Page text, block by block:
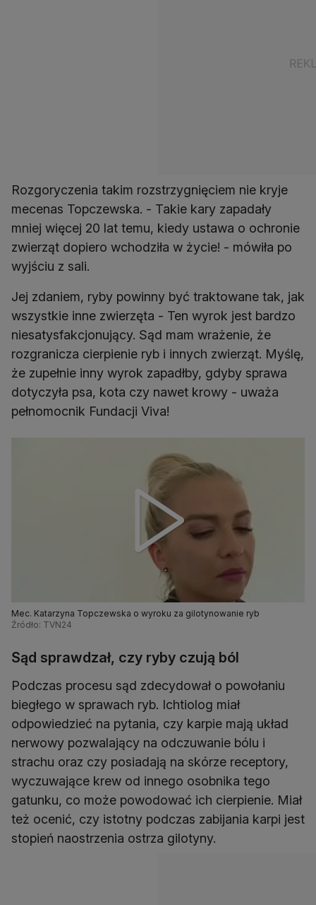
Rozgoryczenia takim rozstrzygnięciem nie kryje
mecenas Topczewska. - Takie kary zapadały
mniej więcej 20 lat temu, kiedy ustawa o ochronie
zwierząt dopiero wchodziła w życie! - mówiła po
wyjściu z sali.
Jej zdaniem, ryby powinny być traktowane tak, jak
wszystkie inne zwierzęta - Ten wyrok jest bardzo
niesatysfakcjonujący. Sąd mam wrażenie, że
rozgranicza cierpienie ryb i innych zwierząt. Myślę,
że zupełnie inny wyrok zapadłby, gdyby sprawa
dotyczyła psa, kota czy nawet krowy - uważa
pełnomocnik Fundacji Viva!
Mec. Katarzyna Topczewska o wyroku za gilotynowanie ryb
Źródło: TVN24
Sąd sprawdzał, czy ryby czują ból
Podczas procesu sąd zdecydował o powołaniu
biegłego w sprawach ryb. Ichtiolog miał
odpowiedzieć na pytania, czy karpie mają układ
nerwowy pozwalający na odczuwanie bólu i
strachu oraz czy posiadają na skórze receptory,
wyczuwające krew od innego osobnika tego
gatunku, co może powodować ich cierpienie. Miał
też ocenić, czy istotny podczas zabijania karpi jest
stopień naostrzenia ostrza gilotyny.